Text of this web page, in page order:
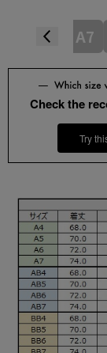
A6 A7
Check the
Try